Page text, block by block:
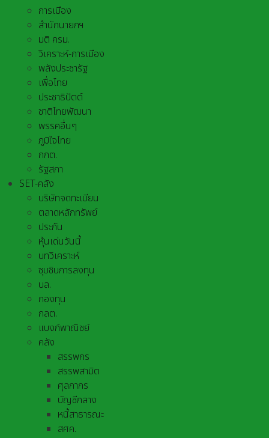
การเมือง
สำนักนายกฯ
มติ ครม.
วิเคราะห์-การเมือง
พลังประชารัฐ
เพื่อไทย
ประชาธิปัตต์
ชาติไทยพัฒนา
พรรคอื่นๆ
ภูมิใจไทย
กกต.
รัฐสภา
SET-คลัง
บริษัทจดทะเบียน
ตลาดหลักทรัพย์
ประกัน
หุ้นเด่นวันนี้
บทวิเคราะห์
ซุบซิบการลงทุน
บล.
กองทุน
กลต.
แบงก์พาณิชย์
คลัง
สรรพกร
สรรพสามิต
ศุลกากร
บัญชีกลาง
หนี้สาธารณะ
สศค.